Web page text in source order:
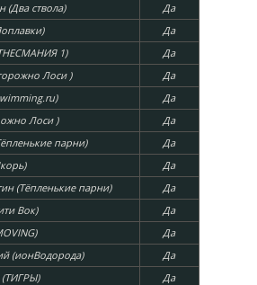
(Два ствола)
Да
Да
1)
Да
Лоси )
Да
Да
Лоси )
Да
парни)
Да
Да
(Тёпленькие парни)
Да
Вок)
Да
Да
(ионВодорода)
Да
Да